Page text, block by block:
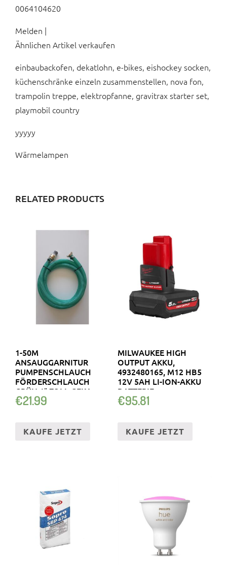
0064104620
Melden |
Ähnlichen Artikel verkaufen
einbaubackofen, dekatlohn, e-bikes, eishockey socken,
küchenschränke einzeln zusammenstellen, nova fon,
trampolin treppe, elektropfanne, gravitrax starter set,
playmobil country
yyyyy
Wärmelampen
RELATED PRODUCTS
1-50M
ANSAUGGARNITUR
PUMPENSCHLAUCH
FÖRDERSCHLAUCH
GRÜN 1″ ZOLL GEKA
SPIRALSCHLAUC…
€21.99
KAUFE JETZT
MILWAUKEE HIGH
OUTPUT AKKU,
4932480165, M12 HB5
12V 5AH LI-ION-AKKU
BATTERIE
€95.81
KAUFE JETZT